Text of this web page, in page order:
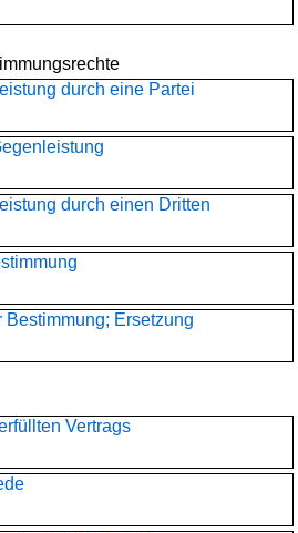
durch eine Partei
durch einen Dritten
Ersetzung
Vertrags